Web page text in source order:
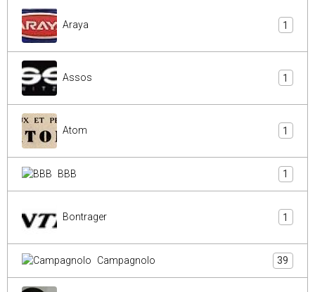
Araya 1
Assos 1
Atom 1
BBB 1
Bontrager 1
Campagnolo 39